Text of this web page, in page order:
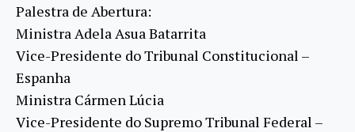
Palestra de Abertura:
Ministra Adela Asua Batarrita
Vice-Presidente do Tribunal Constitucional –
Espanha
Ministra Cármen Lúcia
Vice-Presidente do Supremo Tribunal Federal –